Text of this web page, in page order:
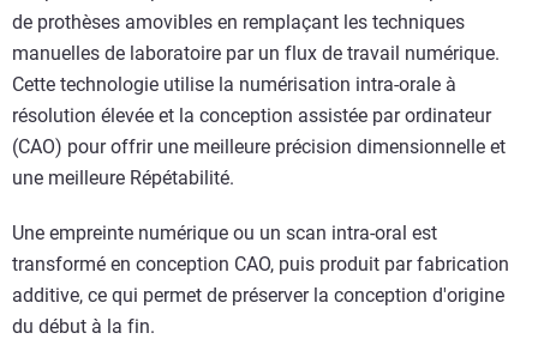
de prothèses amovibles en remplaçant les techniques
manuelles de laboratoire par un flux de travail numérique.
Cette technologie utilise la numérisation intra-orale à
résolution élevée et la conception assistée par ordinateur
(CAO) pour offrir une meilleure précision dimensionnelle et
une meilleure Répétabilité.
Une empreinte numérique ou un scan intra-oral est
transformé en conception CAO, puis produit par fabrication
additive, ce qui permet de préserver la conception d'origine
du début à la fin.